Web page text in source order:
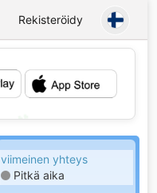
Rekisteröidy
viimeinen yhteys
Pitkä aika